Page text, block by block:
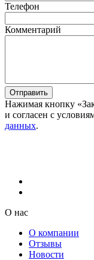
Телефон
Комментарий
Отправить
Нажимая кнопку
и согласен с
данных.
О нас
О компании
Отзывы
Новости